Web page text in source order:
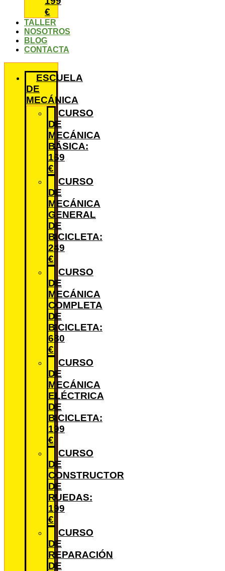
€
TALLER
NOSOTROS
BLOG
CONTACTA
ESCUELA
DE
MECÁNICA
CURSO
DE
MECÁNICA
BÁSICA:
169
€
CURSO
DE
MECÁNICA
GENERAL
DE
BICICLETA:
249
€
CURSO
DE
MECÁNICA
COMPLETA
DE
BICICLETA:
680
€
CURSO
DE
MECÁNICA
ELÉCTRICA
DE
BICICLETA:
199
€
CURSO
DE
CONSTRUCTOR
DE
RUEDAS:
199
€
CURSO
DE
REPARACIÓN
DE